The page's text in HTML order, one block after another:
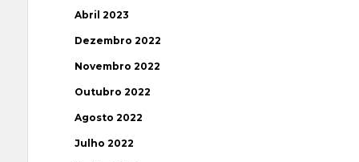
Abril 2023
Dezembro 2022
Novembro 2022
Outubro 2022
Agosto 2022
Julho 2022